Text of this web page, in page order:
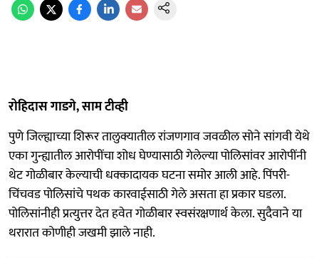
रोहिदास गाडगे, साम टीव्ही
पुणे जिल्ह्याच्या शिरूर तालुक्यातील रांजणगाव जवळील सोने सांगवी येथे
एका गुन्ह्यातील आरोपींचा शोध घेण्यासाठी गेलेल्या पोलिसांवर आरोपींनी
थेट गोळीबार केल्याची धक्कादायक घटना समोर आली आहे. पिंपरी-
चिंचवड पोलिसांचे पथक कारवाईसाठी गेले असता हा प्रकार घडला.
पोलिसांनीही प्रत्युत्तर देत हवेत गोळीबार स्वसंरक्षणार्थ केला. सुदैवाने या
थरारात कोणीही जखमी झाले नाही.